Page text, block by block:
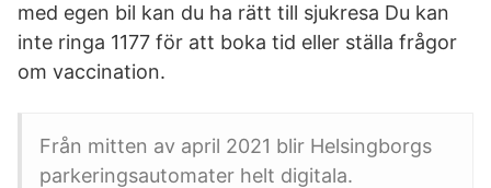
med egen bil kan du ha rätt till sjukresa Du kan
inte ringa 1177 för att boka tid eller ställa frågor
om vaccination.
Från mitten av april 2021 blir Helsingborgs
parkeringsautomater helt digitala.